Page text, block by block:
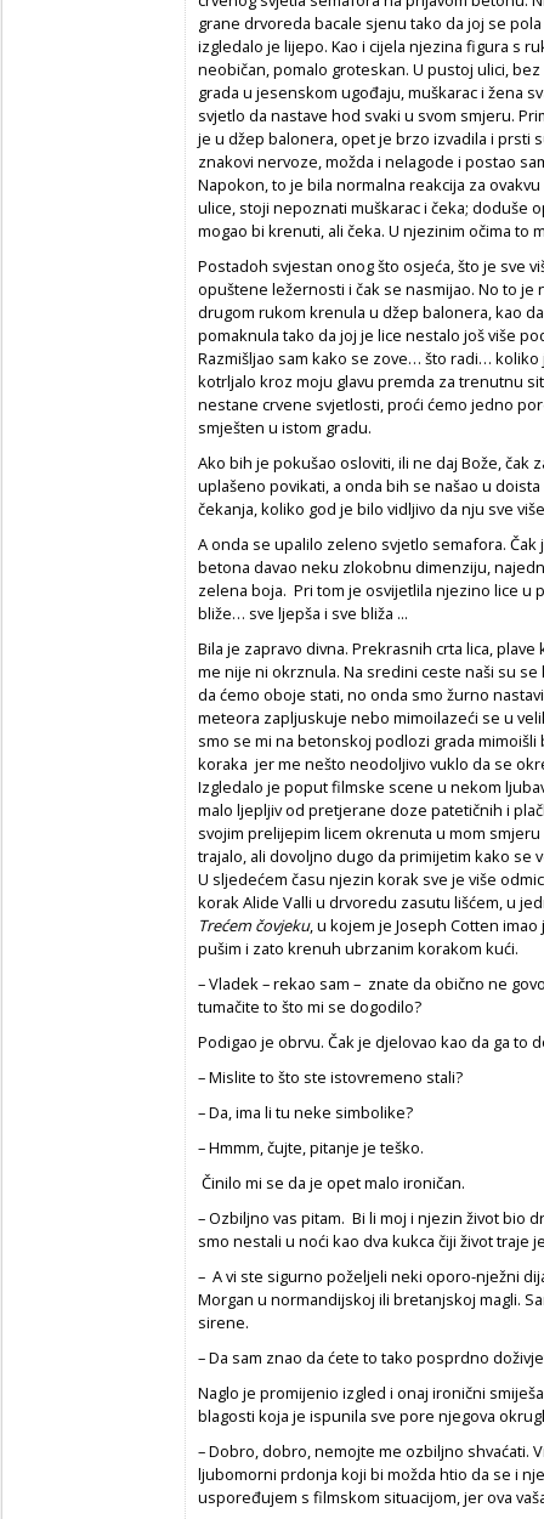
grane drvoreda bacale sjenu tako da joj se
izgledalo je lijepo. Kao i cijela njezina figura s
neobičan, pomalo groteskan. U pustoj ulici,
grada u jesenskom ugođaju, muškarac i žena
svjetlo da nastave hod svaki u svom smjeru.
je u džep balonera, opet je brzo izvadila i prsti
znakovi nervoze, možda i nelagode i postao
Napokon, to je bila normalna reakcija za
ulice, stoji nepoznati muškarac i čeka; doduše
mogao bi krenuti, ali čeka. U njezinim očima to
Postadoh svjestan onog što osjeća, što je sve
opuštene ležernosti i čak se nasmijao. No to je
drugom rukom krenula u džep balonera, kao
pomaknula tako da joj je lice nestalo još više
Razmišljao sam kako se zove… što radi…
kotrljalo kroz moju glavu premda za trenutnu
nestane crvene svjetlosti, proći ćemo jedno
smješten u istom gradu.
Ako bih je pokušao osloviti, ili ne daj Bože, čak
uplašeno povikati, a onda bih se našao u
čekanja, koliko god je bilo vidljivo da nju sve
A onda se upalilo zeleno svjetlo semafora.
betona davao neku zlokobnu dimenziju,
zelena boja. Pri tom je osvijetlila njezino lice u
bliže… sve ljepša i sve bliža ...
Bila je zapravo divna. Prekrasnih crta lica,
me nije ni okrznula. Na sredini ceste naši su
da ćemo oboje stati, no onda smo žurno
meteora zapljuskuje nebo mimoilazeći se u
smo se mi na betonskoj podlozi grada
koraka jer me nešto neodoljivo vuklo da se
Izgledalo je poput filmske scene u nekom
malo ljepljiv od pretjerane doze patetičnih i
svojim prelijepim licem okrenuta u mom
trajalo, ali dovoljno dugo da primijetim kako se
U sljedećem času njezin korak sve je više
korak Alide Valli u drvoredu zasutu lišćem, u
Trećem čovjeku, u kojem je Joseph Cotten
pušim i zato krenuh ubrzanim korakom kući.
– Vladek – rekao sam – znate da obično ne
tumačite to što mi se dogodilo?
Podigao je obrvu. Čak je djelovao kao da ga to
– Mislite to što ste istovremeno stali?
– Da, ima li tu neke simbolike?
– Hmmm, čujte, pitanje je teško.
Činilo mi se da je opet malo ironičan.
– Ozbiljno vas pitam. Bi li moj i njezin život bio
smo nestali u noći kao dva kukca čiji život traje
– A vi ste sigurno poželjeli neki oporo-nježni
Morgan u normandijskoj ili bretanjskoj magli.
sirene.
– Da sam znao da ćete to tako posprdno
Naglo je promijenio izgled i onaj ironični
blagosti koja je ispunila sve pore njegova
– Dobro, dobro, nemojte me ozbiljno shvaćati.
ljubomorni prdonja koji bi možda htio da se i
uspoređujem s filmskom situacijom, jer ova